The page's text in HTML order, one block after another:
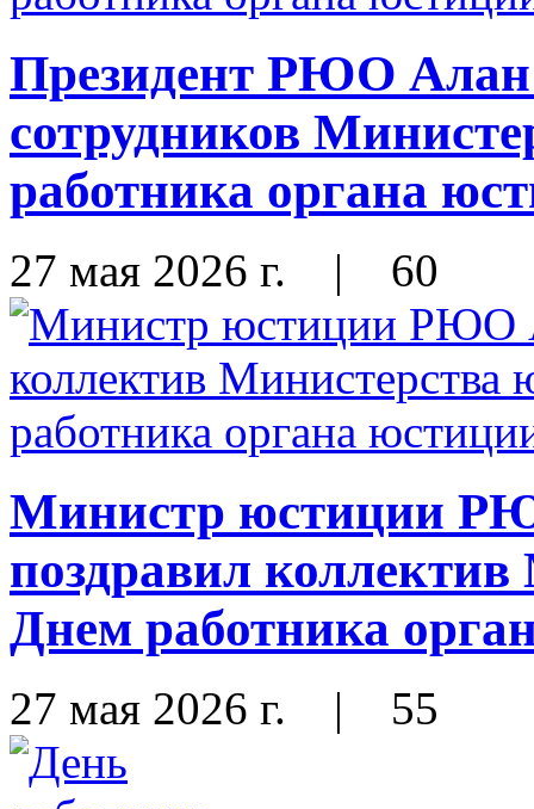
Президент РЮО Алан
сотрудников
работника органа
27 мая 2026 г. | 60
Министр юстиции
поздравил
Днем работника
27 мая 2026 г. | 55